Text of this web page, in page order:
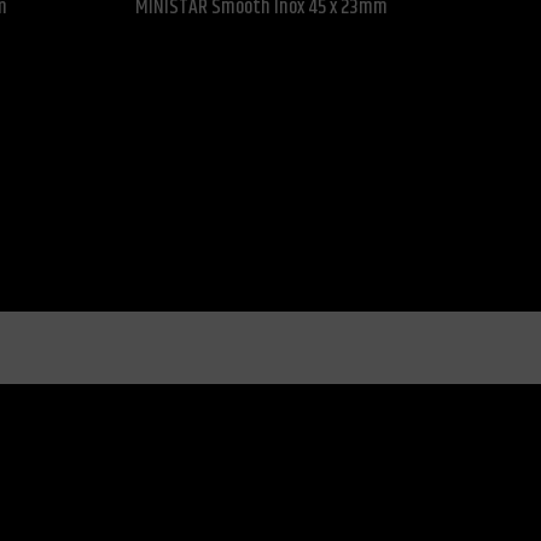
MINISTAR Smooth Inox 45 x 23mm